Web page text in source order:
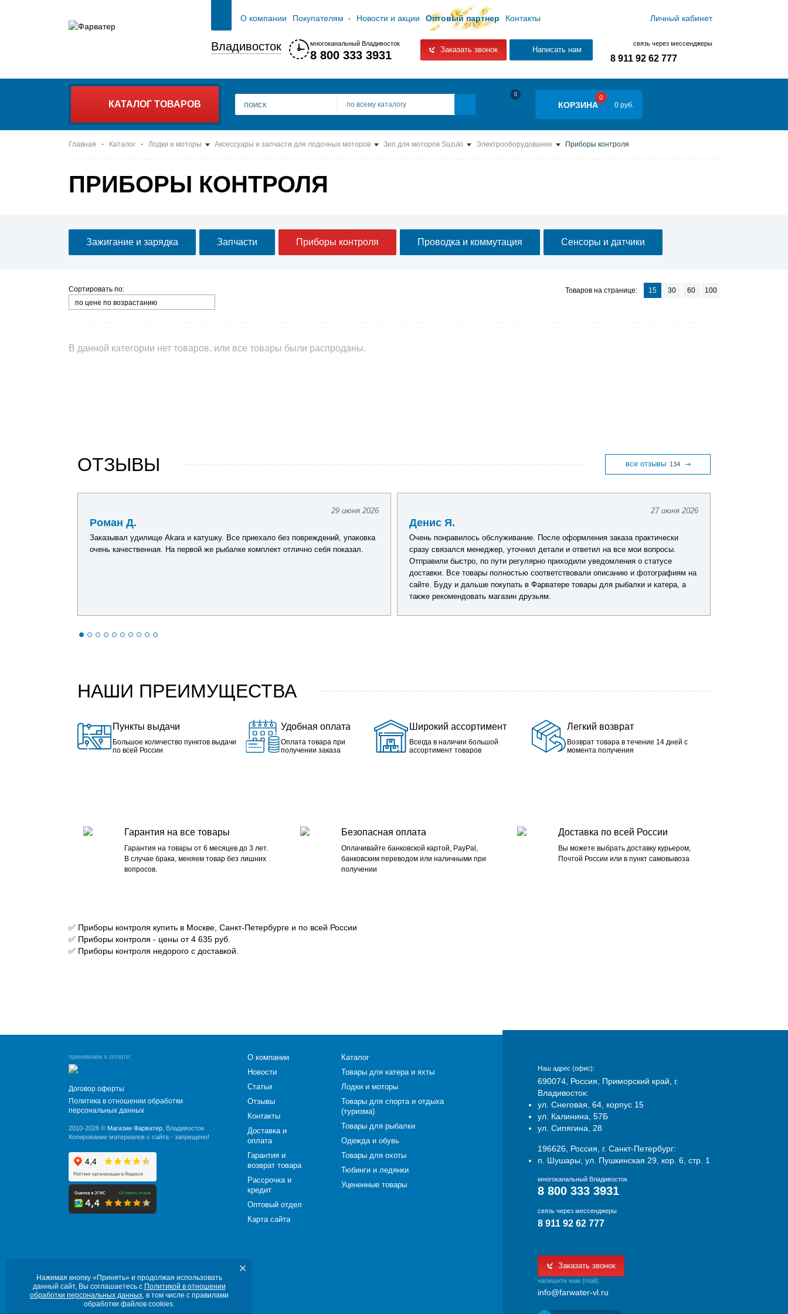
О компании Покупателям Новости и акции Оптовый партнер Контакты Личный кабинет
Владивосток многоканальный Владивосток
8 800 333 3931 Заказать звонок Написать нам
связь через мессенджеры
8 911 92 62 777
КАТАЛОГ ТОВАРОВ по всему каталогу
0
КОРЗИНА
0
0 руб.
Главная Каталог Лодки и моторы Аксессуары и запчасти для лодочных моторов Зип для моторов Suzuki Электрооборудование Приборы контроля
ПРИБОРЫ КОНТРОЛЯ
Зажигание и зарядка Запчасти Приборы контроля Проводка и коммутация Сенсоры и датчики
Сортировать по:
по цене по возрастанию
Товаров на странице: 15 30 60 100
В данной категории нет товаров, или все товары были распроданы.
ОТЗЫВЫ
29 июня 2026
Роман Д.
Заказывал удилище Akara и катушку. Все приехало без повреждений, упаковка
очень качественная. На первой же рыбалке комплект отлично себя показал.
27 июня 2026
Денис Я.
Очень понравилось обслуживание. После оформления заказа практически
сразу связался менеджер, уточнил детали и ответил на все мои вопросы.
Отправили быстро, по пути регулярно приходили уведомления о статусе
доставки. Все товары полностью соответствовали описанию и фотографиям на
сайте. Буду и дальше покупать в Фарватере товары для рыбалки и катера, а
также рекомендовать магазин друзьям.
все отзывы 134
НАШИ ПРЕИМУЩЕСТВА
Пункты выдачи
Большое количество пунктов выдачи
по всей России
Удобная оплата
Оплата товара при
получении заказа
Широкий ассортимент
Всегда в наличии большой
ассортимент товаров
Легкий возврат
Возврат товара в течение 14 дней с
момента получения
Гарантия на все товары
Гарантия на товары от 6 месяцев до 3 лет.
В случае брака, меняем товар без лишних
вопросов.
Безопасная оплата
Оплачивайте банковской картой, PayPal,
банковским переводом или наличными при
получении
Доставка по всей России
Вы можете выбрать доставку курьером,
Почтой России или в пункт самовывоза
✅ Приборы контроля купить в Москве, Санкт-Петербурге и по всей России
✅ Приборы контроля - цены от 4 635 руб.
✅ Приборы контроля недорого с доставкой.
Наш адрес (офис):
690074, Россия, Приморский край, г.
Владивосток:
ул. Снеговая, 64, корпус 15
ул. Калинина, 57Б
ул. Сипягина, 28
196626, Россия, г. Санкт-Петербург:
п. Шушары, ул. Пушкинская 29, кор. 6, стр. 1
многоканальный Владивосток
8 800 333 3931
связь через мессенджеры
8 911 92 62 777
Заказать звонок
напишите нам (mail):
info@farwater-vl.ru
принимаем к оплате:
Договор оферты
Политика в отношении обработки
персональных данных
2010-2026 © Магазин Фарватер , Владивосток
Копирование материалов с сайта - запрещено!
О компании
Новости
Статьи
Отзывы
Контакты
Доставка и
оплата
Гарантия и
возврат товара
Рассрочка и
кредит
Оптовый отдел
Карта сайта
Каталог
Товары для катера и яхты
Лодки и моторы
Товары для спорта и отдыха
(туризма)
Товары для рыбалки
Одежда и обувь
Товары для охоты
Тюбинги и ледянки
Уцененные товары
Нажимая кнопку «Принять» и продолжая использовать
данный сайт, Вы соглашаетесь с Политикой в отношении
обработки персональных данных, в том числе с правилами
обработки файлов cookies.